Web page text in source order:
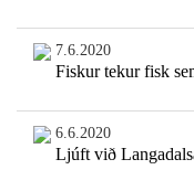
7.6.2020
Fiskur tekur fisk
6.6.2020
Ljúft við